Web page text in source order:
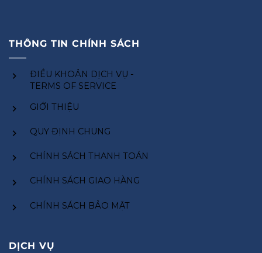
THÔNG TIN CHÍNH SÁCH
ĐIỀU KHOẢN DỊCH VỤ -
TERMS OF SERVICE
GIỚI THIỆU
QUY ĐỊNH CHUNG
CHÍNH SÁCH THANH TOÁN
CHÍNH SÁCH GIAO HÀNG
CHÍNH SÁCH BẢO MẬT
DỊCH VỤ